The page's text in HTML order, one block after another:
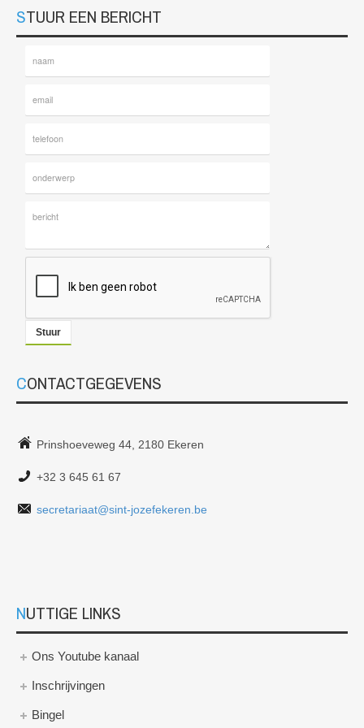
STUUR EEN BERICHT
Stuur
CONTACTGEGEVENS
Prinshoeveweg 44, 2180 Ekeren
+32 3 645 61 67
secretariaat@sint-jozefekeren.be
NUTTIGE LINKS
Ons Youtube kanaal
Inschrijvingen
Bingel